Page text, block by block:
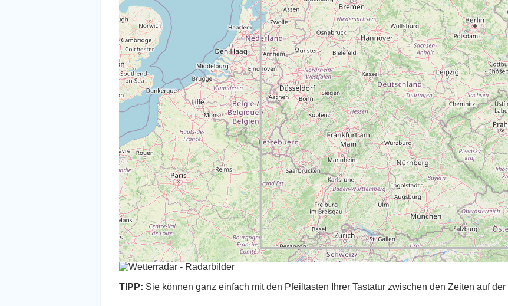
TIPP: Sie können ganz einfach mit den Pfeiltasten Ihrer Tastatur zwischen den Zeiten auf